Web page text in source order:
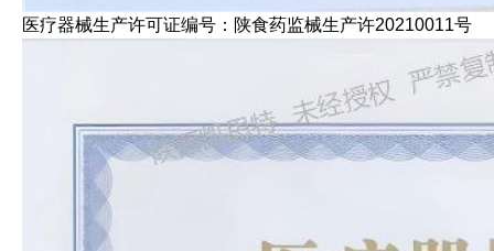
医疗器械生产许可证编号：陕食药监械生产许20210011号